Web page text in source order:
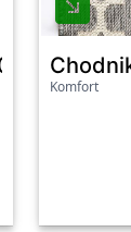
Komfort